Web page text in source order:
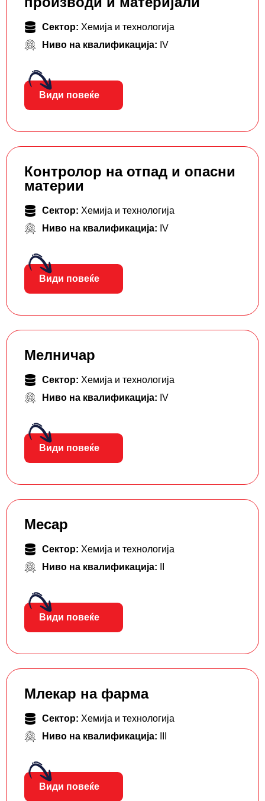
Сектор: Хемија и технологија
Ниво на квалификација: IV
Види повеќе
Контролор на отпад и опасни
материи
Сектор: Хемија и технологија
Ниво на квалификација: IV
Види повеќе
Мелничар
Сектор: Хемија и технологија
Ниво на квалификација: IV
Види повеќе
Месар
Сектор: Хемија и технологија
Ниво на квалификација:
Види повеќе
Млекар на фарма
Сектор: Хемија и технологија
Ниво на квалификација:
Види повеќе